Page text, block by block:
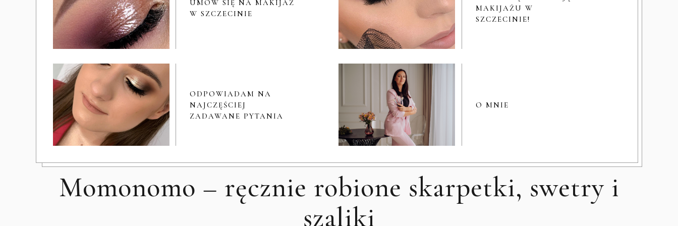
UMÓW SIĘ NA MAKIJAŻ
W SZCZECINIE
MAKIJAŻU W
SZCZECINIE!
ODPOWIADAM NA
NAJCZĘŚCIEJ
ZADAWANE PYTANIA
O MNIE
Momonomo – ręcznie robione skarpetki, swetry i
szaliki